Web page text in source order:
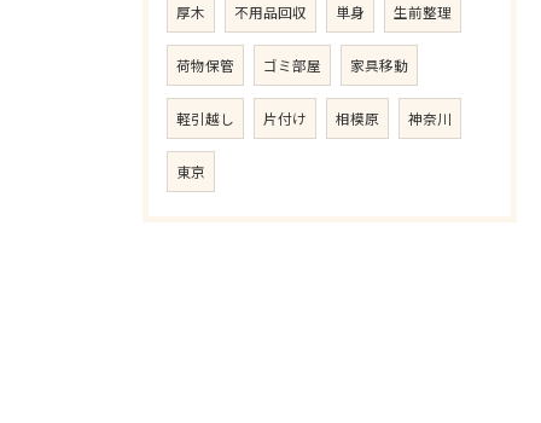
厚木 不用品回収 単身 生前整理
荷物保管 ゴミ部屋 家具移動
軽引越し 片付け 相模原 神奈川
東京